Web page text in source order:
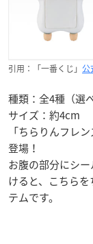
引用：「一番くじ」 公
種類：全4種（選
サイズ：約4cm
「ちらりんフレ
登場！
お腹の部分にシ
けると、こちら
テムです。